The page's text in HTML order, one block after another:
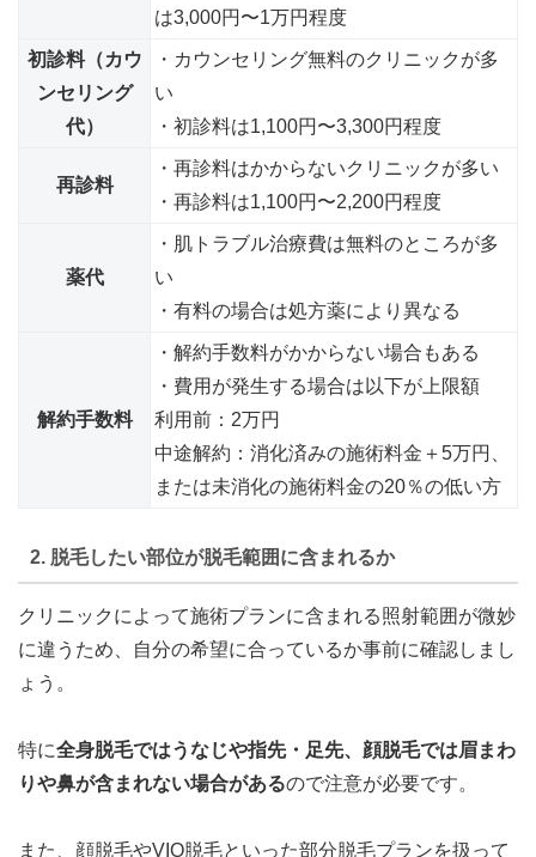
は3,000円〜1万円程度
初診料（カウ
ンセリング
代）
・カウンセリング無料のクリニックが多
い
・初診料は1,100円〜3,300円程度
再診料
・再診料はかからないクリニックが多い
・再診料は1,100円〜2,200円程度
薬代
・肌トラブル治療費は無料のところが多
い
・有料の場合は処方薬により異なる
解約手数料
・解約手数料がかからない場合もある
・費用が発生する場合は以下が上限額
利用前：2万円
中途解約：消化済みの施術料金＋5万円、
または未消化の施術料金の20％の低い方
2. 脱毛したい部位が脱毛範囲に含まれるか
クリニックによって施術プランに含まれる照射範囲が微妙
に違うため、自分の希望に合っているか事前に確認しまし
ょう。
特に全身脱毛ではうなじや指先・足先、顔脱毛では眉まわ
りや鼻が含まれない場合があるので注意が必要です。
また、顔脱毛やVIO脱毛といった部分脱毛プランを扱って